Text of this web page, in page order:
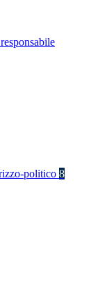
politico 8